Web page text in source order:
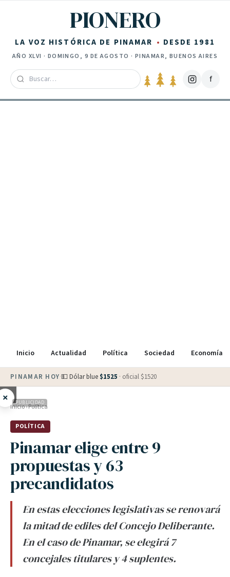
PIONERO
LA VOZ HISTÓRICA DE PINAMAR DESDE 1981
AÑO XLVI · DOMINGO, 9 DE AGOSTO · PINAMAR, BUENOS AIRES
f
Inicio Actualidad Política Sociedad Economía
PINAMAR HOY·💵 Dólar blue $1525 · oficial $1520
× PUBLICIDAD
Inicio›Política
POLÍTICA
Pinamar elige entre 9
propuestas y 63
precandidatos
En estas elecciones legislativas se renovará
la mitad de ediles del Concejo Deliberante.
En el caso de Pinamar, se elegirá 7
concejales titulares y 4 suplentes.